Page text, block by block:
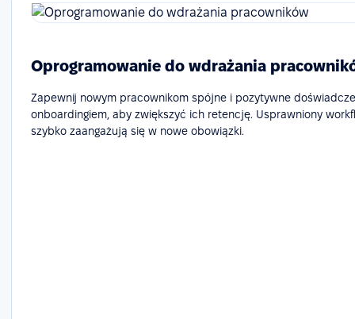
Oprogramowanie do wdrażania
Zapewnij nowym pracownikom spójne i pozytywne
onboardingiem, aby zwiększyć ich retencję. Usprawniony
szybko zaangażują się w nowe obowiązki.